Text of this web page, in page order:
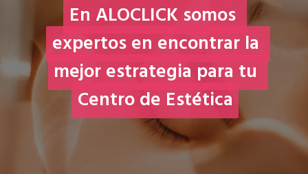
En ALOCLICK somos
expertos en encontrar la
mejor estrategia para tu
Centro de Estética
En ALOCLICK somos
expertos en encontrar la
mejor estrategia para tu
Centro de Estética